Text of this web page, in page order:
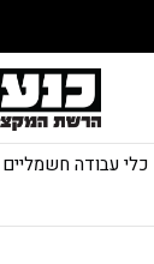
כלי עבודה חשמליים